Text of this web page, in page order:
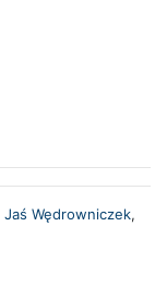
Jaś Wędrowniczek,